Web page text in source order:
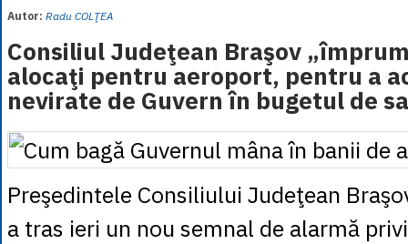
1 KRW= 0.3047
1 MDL
= 0.2538
1 MXN= 0.2227
1 NOK
= 0.4191
1 PLN= 1.1646
1 RSD= 0.0425
1 RUB= 0.0530
1 TRY
= 0.1141
1 XDR = 5.9383
Autor: Radu COLŢEA
Consiliul Judeţean Braşov
alocaţi pentru aeroport, pentru a
nevirate de Guvern în bugetul de
Preşedintele Consiliului Judeţean
a tras ieri un nou semnal de alarmă